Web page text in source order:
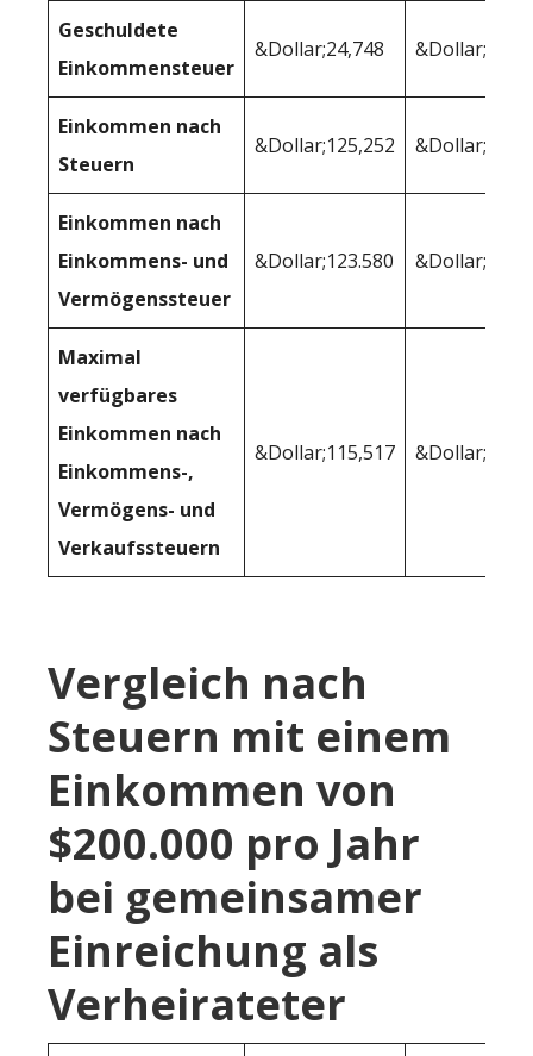
Geschuldete
Einkommensteuer
&Dollar;24,748
Einkommen nach
Steuern
&Dollar;125,252
Einkommen nach
Einkommens- und
Vermögenssteuer
&Dollar;123.580
Maximal
verfügbares
Einkommen nach
Einkommens-,
Vermögens- und
Verkaufssteuern
&Dollar;115,517
Vergleich nach
Steuern mit einem
Einkommen von
$200.000 pro Jahr
bei gemeinsamer
Einreichung als
Verheirateter